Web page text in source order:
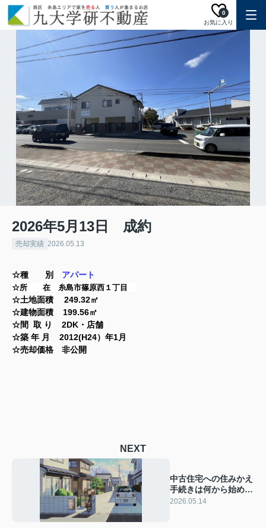
お気に入り
0
2026年5月13日 成約
売却実績 2026.05.13
☆種 別 アパート
☆所 在 糸島市篠原西１丁目
☆土地面積 249.32㎡
☆建物面積 199.56㎡
☆間 取 り 2DK・店舗
☆築 年 月 2012(H24）年1月
☆売却価格 非公開
NEXT
中古住宅への住みかえ
手続きは何から始め
る？福岡市西区で準備
2026.05.14